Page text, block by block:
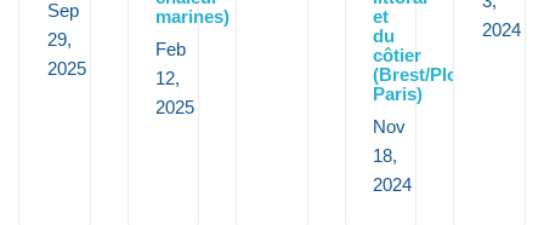
Sep
29,
2025
marines)
Feb
12,
2025
et
du
côtier
(Brest/Plouzané&
Paris)
Nov
18,
2024
2024